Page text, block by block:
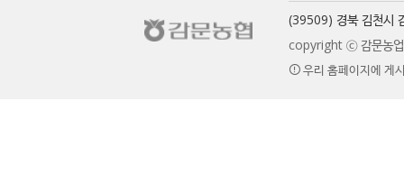
(39509) 경북 김천시
copyright ⓒ 감문농업
우리 홈페이지에 게